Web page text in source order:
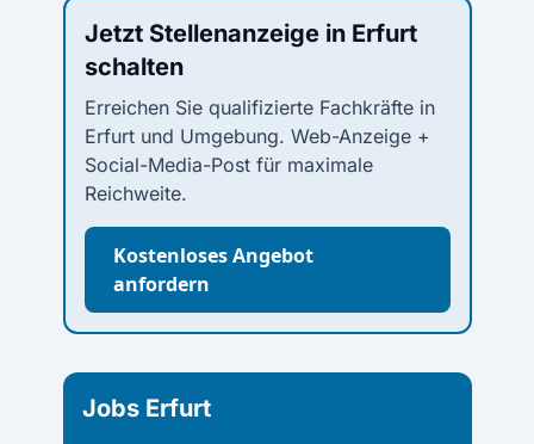
Jetzt Stellenanzeige in Erfurt
schalten
Erreichen Sie qualifizierte Fachkräfte in
Erfurt und Umgebung. Web-Anzeige +
Social-Media-Post für maximale
Reichweite.
Kostenloses Angebot
anfordern
Jobs Erfurt